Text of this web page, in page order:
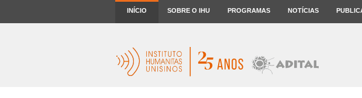
INÍCIO SOBRE O IHU PROGRAMAS NOTÍCIAS